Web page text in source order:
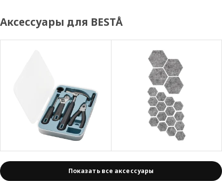
Аксессуары для BESTÅ
Показать все аксессуары